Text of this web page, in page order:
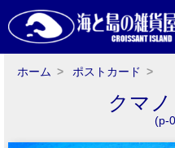
ホーム ポストカード
クマ
(p-